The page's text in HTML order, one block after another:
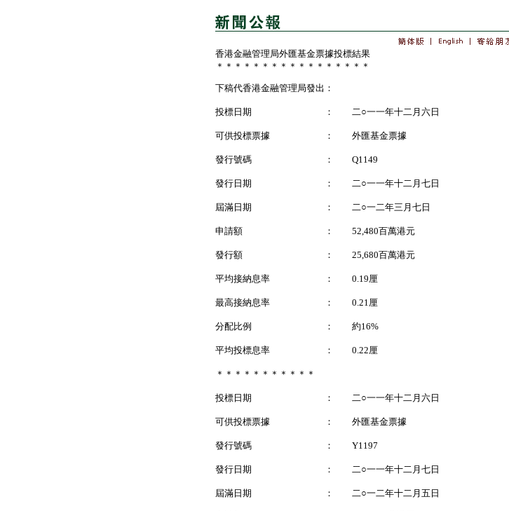
香港金融管理局外匯基金票據投標結果
＊＊＊＊＊＊＊＊＊＊＊＊＊＊＊＊＊
下稿代香港金融管理局發出：
投標日期 ： 二○一一年十二月六日
可供投標票據 ： 外匯基金票據
發行號碼 ： Q1149
發行日期 ： 二○一一年十二月七日
屆滿日期 ： 二○一二年三月七日
申請額 ： 52,480百萬港元
發行額 ： 25,680百萬港元
平均接納息率 ： 0.19厘
最高接納息率 ： 0.21厘
分配比例 ： 約16%
平均投標息率 ： 0.22厘
＊＊＊＊＊＊＊＊＊＊＊
投標日期 ： 二○一一年十二月六日
可供投標票據 ： 外匯基金票據
發行號碼 ： Y1197
發行日期 ： 二○一一年十二月七日
屆滿日期 ： 二○一二年十二月五日